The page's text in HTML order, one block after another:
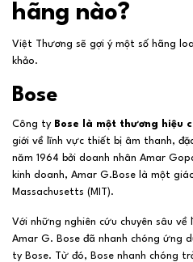
hãng nào?
Việt Thương sẽ gợi ý một số hãng
khảo.
Bose
Công ty Bose là một thương hiệu
giới về lĩnh vực thiết bị âm thanh,
năm 1964 bởi doanh nhân Amar
kinh doanh, Amar G.Bose là một
Massachusetts (MIT).
Với những nghiên cứu chuyên sâu
Amar G. Bose đã nhanh chóng ứng
ty Bose. Từ đó, Bose nhanh chóng